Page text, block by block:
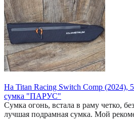
На Titan Racing Switch Comp (2024),
сумка "ПАРУС"
Сумка огонь, встала в раму четко,
лучшая подрамная сумка. Мой